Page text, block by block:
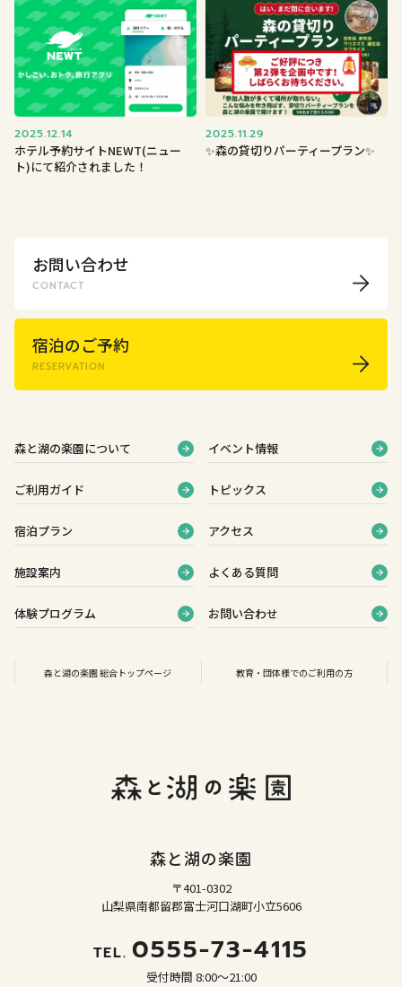
2025.12.14
ホテル予約サイトNEWT(ニュー
ト)にて紹介されました！
2025.11.29
✨森の貸切りパーティープラン✨
お問い合わせ
CONTACT
宿泊のご予約
RESERVATION
森と湖の楽園について
ご利用ガイド
宿泊プラン
施設案内
体験プログラム
イベント情報
トピックス
アクセス
よくある質問
お問い合わせ
森と湖の楽園 総合トップページ 教育・団体様でのご利用の方
森と湖の楽園
〒401-0302
山梨県南都留郡富士河口湖町小立5606
TEL. 0555-73-4115
受付時間 8:00～21:00